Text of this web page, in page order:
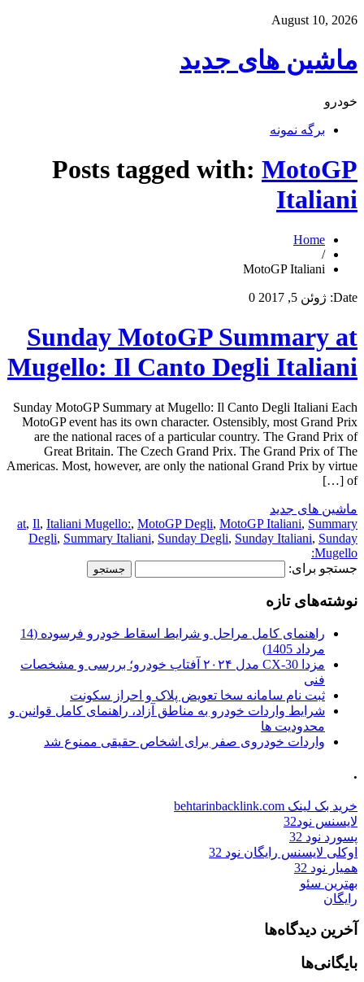
August 10, 2026
ماشین های جدید
خودرو
برگه نمونه
Posts tagged with: MotoGP
Italiani
Home
/
MotoGP Italiani
Date: ژوئن 5, 2017 0
Sunday MotoGP Summary at
Mugello: Il Canto Degli Italiani
Sunday MotoGP Summary at Mugello: Il Canto Degli Italiani Each
MotoGP event has its own character. Ostensibly, most Grand Prix
are the national races of a particular country. The Grand Prix of
Great Britain. The Czech Grand Prix. The Grand Prix of The
Americas. Most, however, are only the national Grand Prix by virtue
of […]
ماشین های جدید
at, Il, Italiani Mugello:, MotoGP Degli, MotoGP Italiani, Summary
Degli, Summary Italiani, Sunday Degli, Sunday Italiani, Sunday
Mugello:
جستجو برای:
نوشته‌های تازه
راهنمای کامل مراحل و شرایط اسقاط خودرو فرسوده (14
مرداد 1405)
مزدا CX-30 مدل ۲۰۲۴ آفتاب خودرو؛ بررسی و مشخصات
فنی
ثبت نام سامانه سخا تعویض پلاک و احراز سکونت
شرایط واردات خودرو به مناطق آزاد، راهنمای کامل قوانین و
محدودیت ها
واردات خودروی صفر برای اشخاص حقیقی ممنوع شد
.
خرید بک لینک behtarinbacklink.com
لایسنس نود32
پسورد نود 32
اوکلی لایسنس رایگان نود 32
همیار نود 32
بهترین سئو
رایگان
آخرین دیدگاه‌ها
بایگانی‌ها